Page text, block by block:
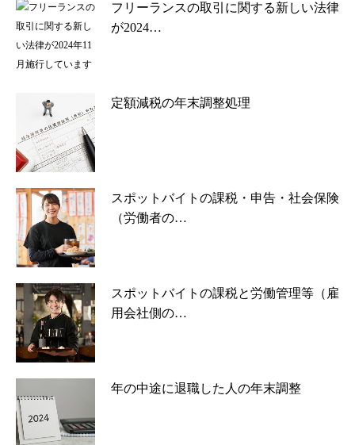
フリーランスの取引に関する新しい法律
が2024…
定額減税の年末調整処理
スポットバイトの課税・申告・社会保険
（労働者の…
スポットバイトの課税と労働管理等（雇
用会社側の…
年の中途に退職した人の年末調整